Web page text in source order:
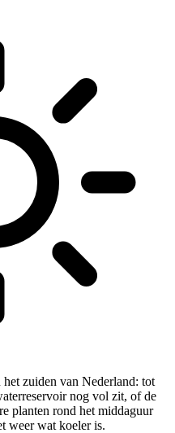
zuiden van Nederland: tot
nog vol zit, of de
planten rond het middaguur
weer wat koeler is.